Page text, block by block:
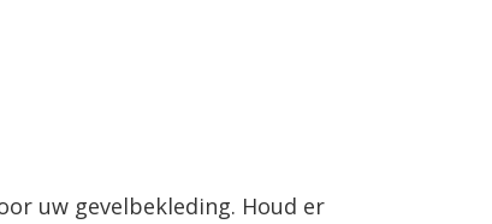
uw gevelbekleding. Houd er